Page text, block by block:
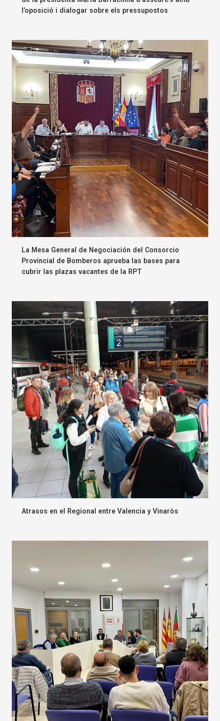
l’oposició i dialogar sobre els pressupostos
La Mesa General de Negociación del Consorcio
Provincial de Bomberos aprueba las bases para
cubrir las plazas vacantes de la RPT
Atrasos en el Regional entre Valencia y Vinaròs